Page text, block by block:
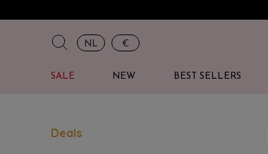
NL €
SALE NEW BEST SELLERS
Deals